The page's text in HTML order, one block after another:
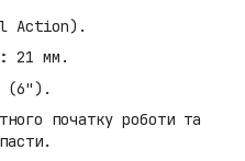
Action).
21 мм.
(6").
початку роботи та